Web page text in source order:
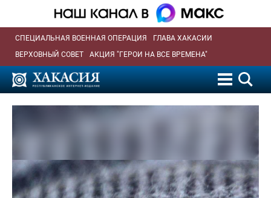
СПЕЦИАЛЬНАЯ ВОЕННАЯ ОПЕРАЦИЯ
ГЛАВА ХАКАСИИ
ВЕРХОВНЫЙ СОВЕТ
АКЦИЯ "ГЕРОИ НА ВСЕ ВРЕМЕНА"